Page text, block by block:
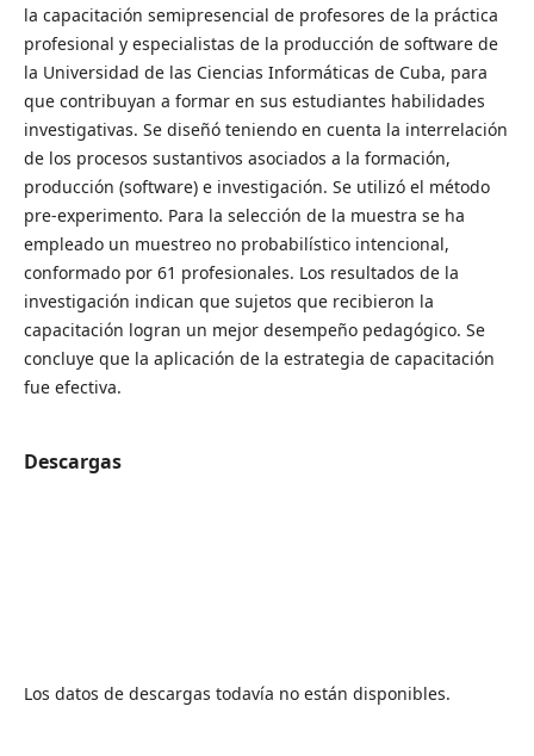
la capacitación semipresencial de profesores de la práctica
profesional y especialistas de la producción de software de
la Universidad de las Ciencias Informáticas de Cuba, para
que contribuyan a formar en sus estudiantes habilidades
investigativas. Se diseñó teniendo en cuenta la interrelación
de los procesos sustantivos asociados a la formación,
producción (software) e investigación. Se utilizó el método
pre-experimento. Para la selección de la muestra se ha
empleado un muestreo no probabilístico intencional,
conformado por 61 profesionales. Los resultados de la
investigación indican que sujetos que recibieron la
capacitación logran un mejor desempeño pedagógico. Se
concluye que la aplicación de la estrategia de capacitación
fue efectiva.
Descargas
Los datos de descargas todavía no están disponibles.